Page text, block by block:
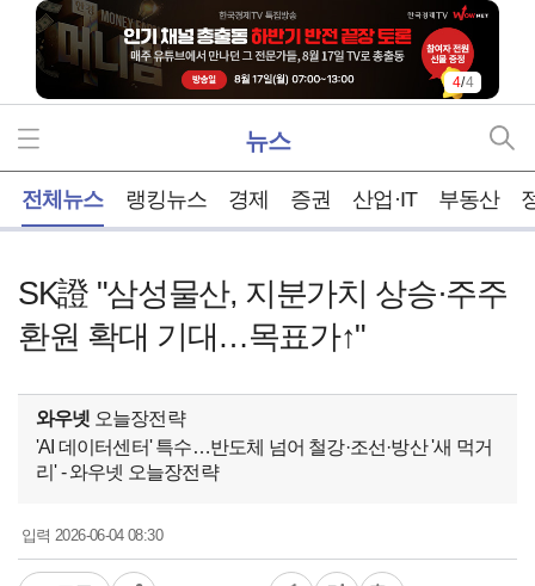
4/4
뉴스
전체뉴스 랭킹뉴스 경제 증권 산업·IT 부동산
SK證 "삼성물산, 지분가치 상승·주주
환원 확대 기대…목표가↑"
와우넷 오늘장전략
'AI 데이터센터' 특수…반도체 넘어 철강·조선·방산 '새 먹거
리' - 와우넷 오늘장전략
입력2026-06-04 08:30